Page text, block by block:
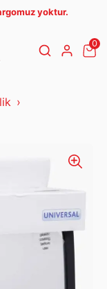
yoktur.
0